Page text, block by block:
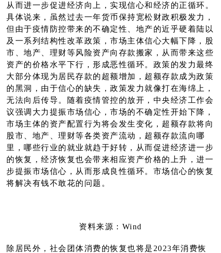
从而进一步促进经济向上，实现信心和经济的正循环。
具体说来，虽然过去一年货币保持宽松财政积极发力，
但由于疫情防控带来的不确定性、地产的近乎硬着陆以
及一系列结构性改革政策，市场主体信心大幅下降，股
市、地产、理财等风险资产向存款搬家，从而带来这些
资产的价格水平下行，形成恶性循环。政策的发力最终
大部分体现为居民存款的超额增加，超额存款成为政策
的黑洞，由于信心的缺失，政策发力就像打在海绵上，
无法向后传导。随着疫情管控的放开，中央经济工作会
议强调大力提振市场信心，市场的不确定性开始下降，
市场主体的资产配置行为将会发生变化，超额存款将向
股市、地产、理财等各类资产流动，超额存款流向哪
里，哪些行业的就业就趋于好转，从而促进经济进一步
的恢复，经济恢复也会带来相应资产价格的上升，进一
步提振市场信心，从而形成良性循环。市场信心的恢复
将解决有钱不敢花的问题。
资料来源：Wind
除居民外，社会团体消费的恢复也将是2023年消费恢